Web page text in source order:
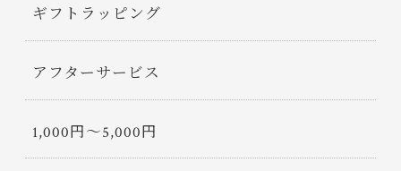
ギフトラッピング
アフターサービス
1,000円〜5,000円